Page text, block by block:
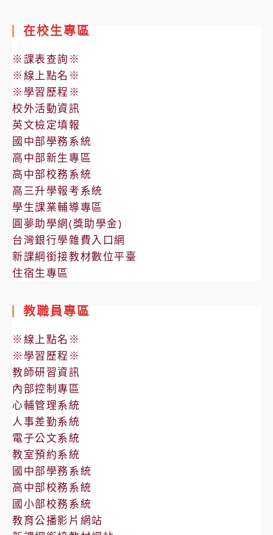
在校生專區
※課表查詢※
※線上點名※
※學習歷程※
校外活動資訊
英文檢定填報
國中部學務系統
高中部新生專區
高中部校務系統
高三升學報考系統
學生課業輔導專區
圓夢助學網(獎助學金)
台灣銀行學雜費入口網
新課綱銜接教材數位平臺
住宿生專區
教職員專區
※線上點名※
※學習歷程※
教師研習資訊
內部控制專區
心輔管理系統
人事差勤系統
電子公文系統
教室預約系統
國中部學務系統
高中部校務系統
國小部校務系統
教育公播影片網站